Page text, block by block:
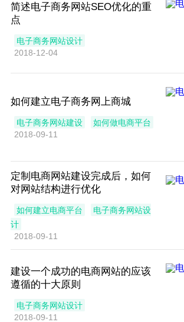
简述电子商务网站SEO优化的重
点
电子商务网站设计
2018-12-04
如何建立电子商务网上商城
电子商务网站建设
如何做电商平台
2018-09-11
定制电商网站建设完成后，如何
对网站结构进行优化
如何建立电商平台
电子商务网站设
计
2018-09-11
​建设一个成功的电商网站的应该
遵循的十大原则
电子商务网站设计
2018-09-11